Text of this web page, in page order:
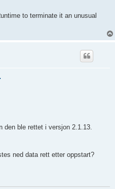
to terminate it an unusual
den ble rettet i versjon 2.1.13.
ned data rett etter oppstart?